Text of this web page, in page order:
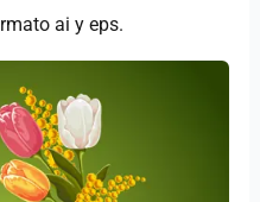
ai y eps.